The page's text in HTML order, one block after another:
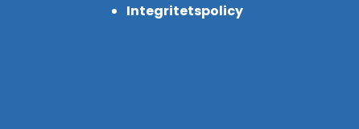
Integritetspolicy